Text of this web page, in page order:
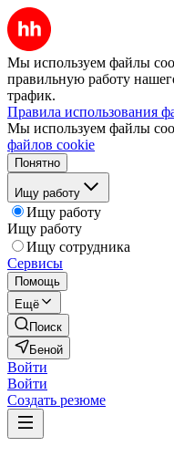
Мы используем файлы
правильную работу
трафик.
Правила использования
Мы используем файлы
файлов cookie
Понятно
Ищу работу
Ищу работу
Ищу работу
Ищу сотрудника
Сервисы
Помощь
Ещё
Поиск
Беной
Войти
Войти
Создать резюме